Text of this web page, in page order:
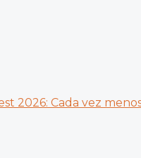
2026: Cada vez